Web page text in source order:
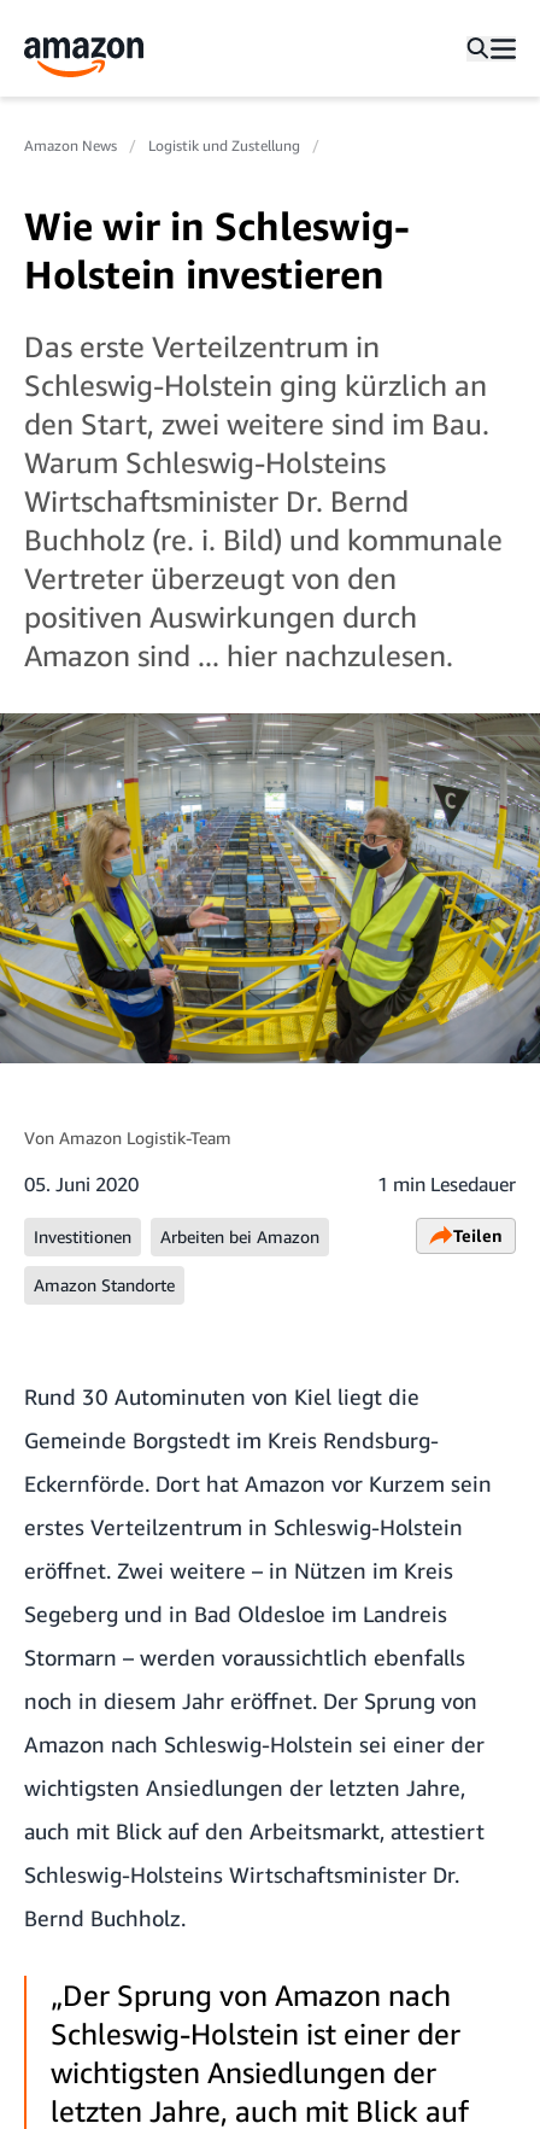
Amazon News Logistik und Zustellung
Wie wir in Schleswig-
Holstein investieren
Das erste Verteilzentrum in
Schleswig-Holstein ging kürzlich an
den Start, zwei weitere sind im Bau.
Warum Schleswig-Holsteins
Wirtschaftsminister Dr. Bernd
Buchholz (re. i. Bild) und kommunale
Vertreter überzeugt von den
positiven Auswirkungen durch
Amazon sind ... hier nachzulesen.
Von Amazon Logistik-Team
05. Juni 2020 1 min Lesedauer
Investitionen Arbeiten bei Amazon
Amazon Standorte
Teilen
Rund 30 Autominuten von Kiel liegt die
Gemeinde Borgstedt im Kreis Rendsburg-
Eckernförde. Dort hat Amazon vor Kurzem sein
erstes Verteilzentrum in Schleswig-Holstein
eröffnet. Zwei weitere – in Nützen im Kreis
Segeberg und in Bad Oldesloe im Landreis
Stormarn – werden voraussichtlich ebenfalls
noch in diesem Jahr eröffnet. Der Sprung von
Amazon nach Schleswig-Holstein sei einer der
wichtigsten Ansiedlungen der letzten Jahre,
auch mit Blick auf den Arbeitsmarkt, attestiert
Schleswig-Holsteins Wirtschaftsminister Dr.
Bernd Buchholz.
„Der Sprung von Amazon nach
Schleswig-Holstein ist einer der
wichtigsten Ansiedlungen der
letzten Jahre, auch mit Blick auf